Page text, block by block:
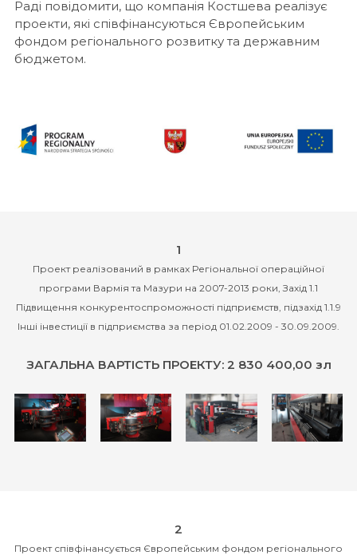
Раді повідомити, що компанія Костшева реалізує
проекти, які співфінансуються Європейським
фондом регіонального розвитку та державним
бюджетом.
1
Проект реалізований в рамках Регіональної операційної
програми Вармія та Мазури на 2007-2013 роки, Захід 1.1
Підвищення конкурентоспроможності підприємств, підзахід 1.1.9
Інші інвестиції в підприємства за період 01.02.2009 - 30.09.2009.
ЗАГАЛЬНА ВАРТІСТЬ ПРОЕКТУ: 2 830 400,00 зл
2
Проект співфінансується Європейським фондом регіонального